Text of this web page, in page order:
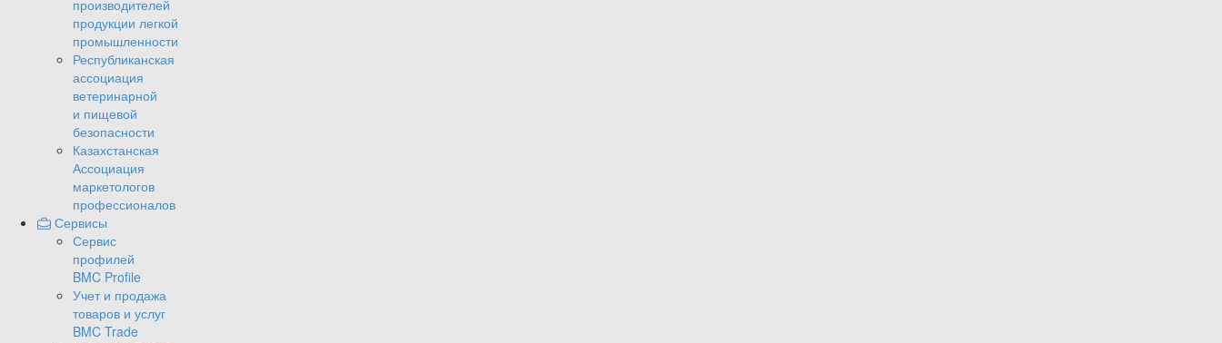
производителей
продукции легкой
промышленности
Республиканская
ассоциация
ветеринарной
и пищевой
безопасности
Казахстанская
Ассоциация
маркетологов
профессионалов
Сервисы
Сервис
профилей
BMC Profile
Учет и продажа
товаров и услуг
BMC Trade